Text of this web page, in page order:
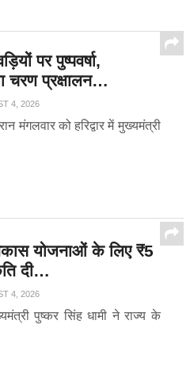
पर पुष्पवर्षा,
चरण प्रक्षालन…
4, 2026
मंगलवार को हरिद्वार में मुख्यमंत्री
योजनाओं के लिए ₹5
दी…
4, 2026
पुष्कर सिंह धामी ने राज्य के